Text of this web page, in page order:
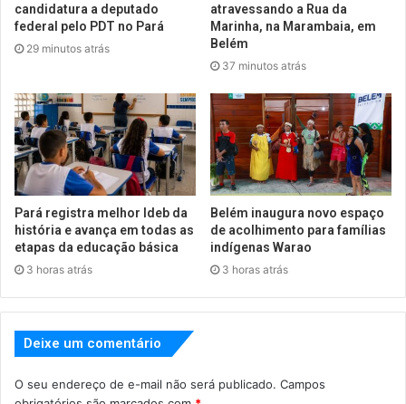
candidatura a deputado
federal pelo PDT no Pará
29 minutos atrás
atravessando a Rua da
Marinha, na Marambaia, em
Belém
37 minutos atrás
Pará registra melhor Ideb da
história e avança em todas as
etapas da educação básica
3 horas atrás
Belém inaugura novo espaço
de acolhimento para famílias
indígenas Warao
3 horas atrás
Deixe um comentário
O seu endereço de e-mail não será publicado. Campos